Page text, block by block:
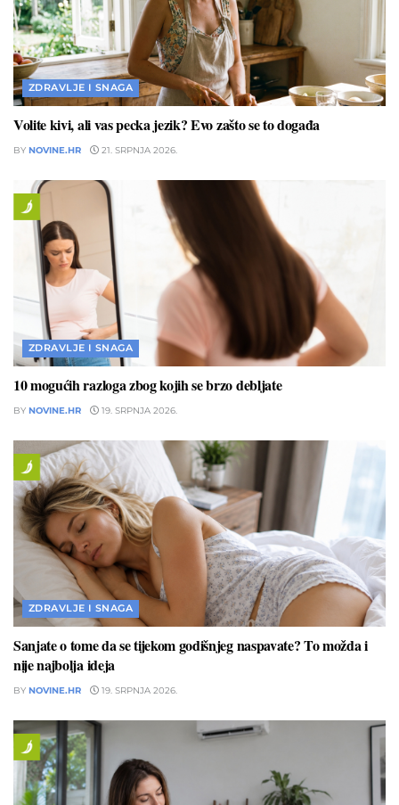
ZDRAVLJE I SNAGA
Volite kivi, ali vas pecka jezik? Evo zašto se to događa
BY NOVINE.HR 21. SRPNJA 2026.
ZDRAVLJE I SNAGA
10 mogućih razloga zbog kojih se brzo debljate
BY NOVINE.HR 19. SRPNJA 2026.
ZDRAVLJE I SNAGA
Sanjate o tome da se tijekom godišnjeg naspavate? To možda i
nije najbolja ideja
BY NOVINE.HR 19. SRPNJA 2026.